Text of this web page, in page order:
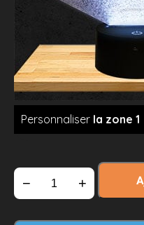
Personnaliser la zone 1
− +